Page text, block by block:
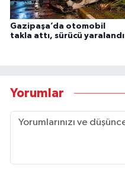
Gazipaşa’da otomobil
takla attı, sürücü yaralandı
Yorumlar